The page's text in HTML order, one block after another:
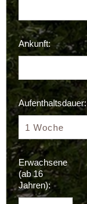
Ankunft:
Aufenthaltsdauer:
Erwachsene
(ab 16
Jahren):